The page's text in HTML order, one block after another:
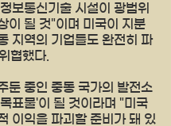
보통신기술 시설이 광범위
이 될 것"이며 미국이 지분
지역의 기업들도 완전히 파
협했다.
둔 중인 중동 국가의 발전소
표물'이 될 것이라며 "미국
이익을 파괴할 준비가 돼 있